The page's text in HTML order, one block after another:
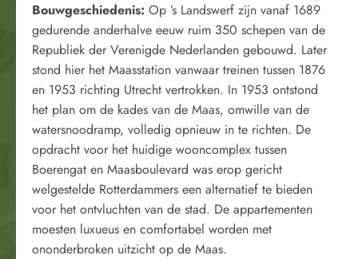
Bouwgeschiedenis: Op ’s Landswerf zijn vanaf 1689
gedurende anderhalve eeuw ruim 350 schepen van de
Republiek der Verenigde Nederlanden gebouwd. Later
stond hier het Maasstation vanwaar treinen tussen 1876
en 1953 richting Utrecht vertrokken. In 1953 ontstond
het plan om de kades van de Maas, omwille van de
watersnoodramp, volledig opnieuw in te richten. De
opdracht voor het huidige wooncomplex tussen
Boerengat en Maasboulevard was erop gericht
welgestelde Rotterdammers een alternatief te bieden
voor het ontvluchten van de stad. De appartementen
moesten luxueus en comfortabel worden met
ononderbroken uitzicht op de Maas.